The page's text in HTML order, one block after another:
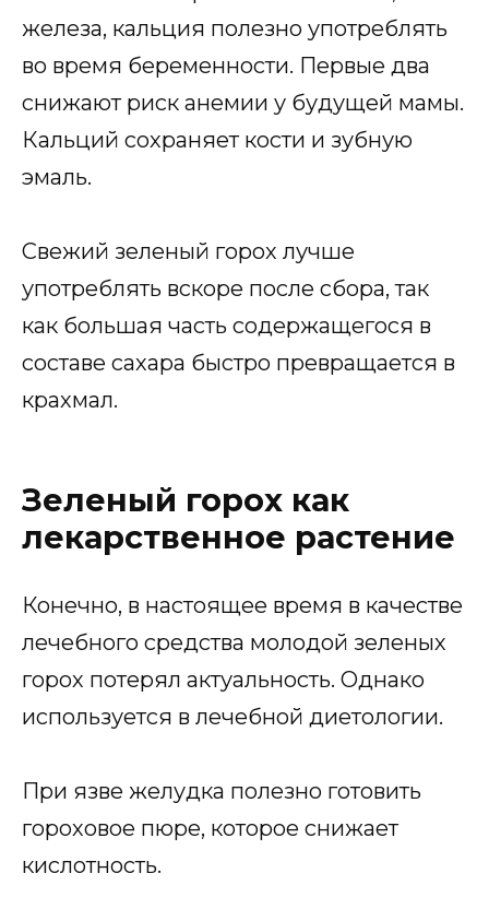
железа, кальция полезно употреблять
во время беременности. Первые два
снижают риск анемии у будущей мамы.
Кальций сохраняет кости и зубную
эмаль.
Свежий зеленый горох лучше
употреблять вскоре после сбора, так
как большая часть содержащегося в
составе сахара быстро превращается в
крахмал.
Зеленый горох как
лекарственное растение
Конечно, в настоящее время в качестве
лечебного средства молодой зеленых
горох потерял актуальность. Однако
используется в лечебной диетологии.
При язве желудка полезно готовить
гороховое пюре, которое снижает
кислотность.